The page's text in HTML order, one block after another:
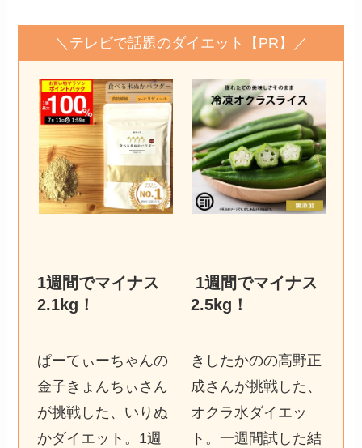
＼テレビで話題のダイエット【PR】／
1週間でマイナス
2.1kg ！
ぱーてぃーちゃんの
金子きょんちぃさん
が挑戦した、いりぬ
かダイエット。1週
1週間でマイナス
2.5kg ！
きしたかのの高野正
成さんが挑戦した、
オクラ水ダイエッ
ト。一週間試した結